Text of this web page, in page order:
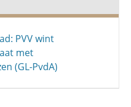
PVV wint
met
(GL-PvdA)